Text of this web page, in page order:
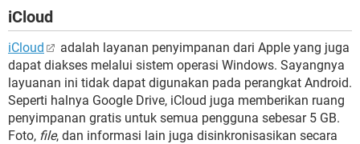
iCloud
iCloud
adalah layanan penyimpanan dari Apple yang juga
dapat diakses melalui sistem operasi Windows. Sayangnya
layuanan ini tidak dapat digunakan pada perangkat Android.
Seperti halnya Google Drive, iCloud juga memberikan ruang
penyimpanan gratis untuk semua pengguna sebesar 5 GB.
Foto, file, dan informasi lain juga disinkronisasikan secara